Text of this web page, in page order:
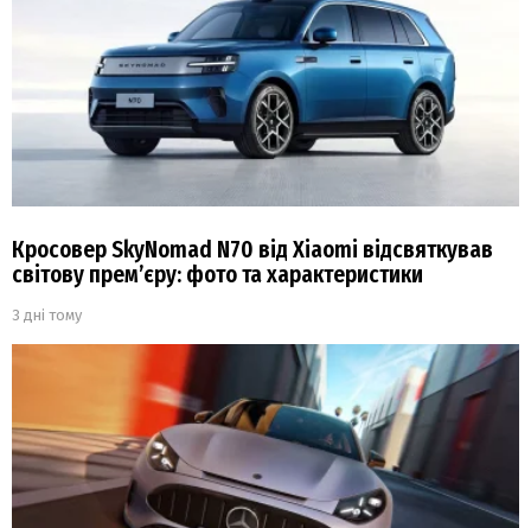
Кросовер SkyNomad N70 від Xiaomi відсвяткував
світову прем’єру: фото та характеристики
3 дні тому